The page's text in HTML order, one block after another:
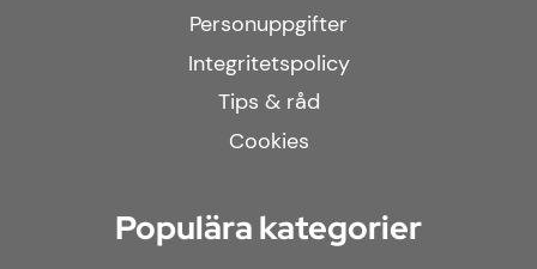
Personuppgifter
Integritetspolicy
Tips & råd
Cookies
Populära kategorier